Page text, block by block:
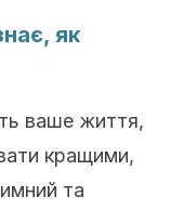
як
ваше життя,
кращими,
та